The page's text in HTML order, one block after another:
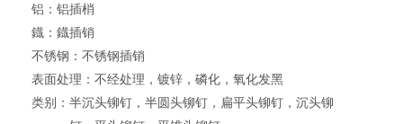
铝： 铝插梢
鐡： 鐡插销
不锈钢： 不锈钢插销
表面处理： 不经处理，镀锌，磷化，氧化发黑
类别： 半沉头铆钉，半圆头铆钉，扁平头铆钉，沉头铆